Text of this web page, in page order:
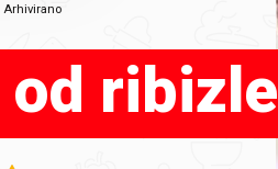
Arhivirano
od ribizle